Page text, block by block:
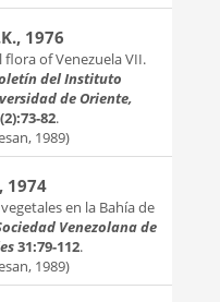
1976
of Venezuela VII.
del Instituto
de Oriente,
82.
1989)
1974
en la Bahía de
Venezolana de
31:79-112.
1989)